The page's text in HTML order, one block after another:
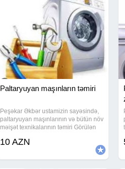
Paltaryuyan maşınların təmiri
Peşəkar Əkbər ustamizin sayəsində,
paltaryuyan maşınlarının və bütün növ
məişət texnikalarının təmiri Görülən
deyirik #Paltaryuyan temiri qabyuyan
10 AZN